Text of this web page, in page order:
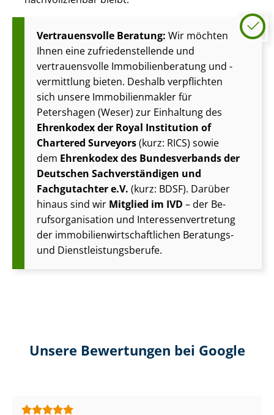
Vertrauensvolle Beratung: Wir möchten
Ihnen eine zu­frie­den­stel­len­de und
vertrauensvolle Im­mo­bi­li­en­be­ra­tung und -
vermittlung bieten. Deshalb verpflichten
sich unsere Im­mo­bi­li­en­mak­ler für
Petershagen (Weser) zur Einhaltung des
Ehrenkodex der Royal Institution of
Chartered Surveyors(kurz: RICS) sowie
dem Ehrenkodex des Bundesverbands der
Deutschen Sach­ver­stän­di­gen und
Fachgutachter e.V. (kurz: BDSF). Darüber
hinaus sind wir Mitglied im IVD – der Be­
rufs­or­ga­ni­sa­ti­on und In­ter­es­sen­ver­tre­tung
der im­mo­bi­li­en­wirt­schaft­li­chen Beratungs-
und Dienst­leis­tungs­be­ru­fe.
Unsere Bewertungen bei Google